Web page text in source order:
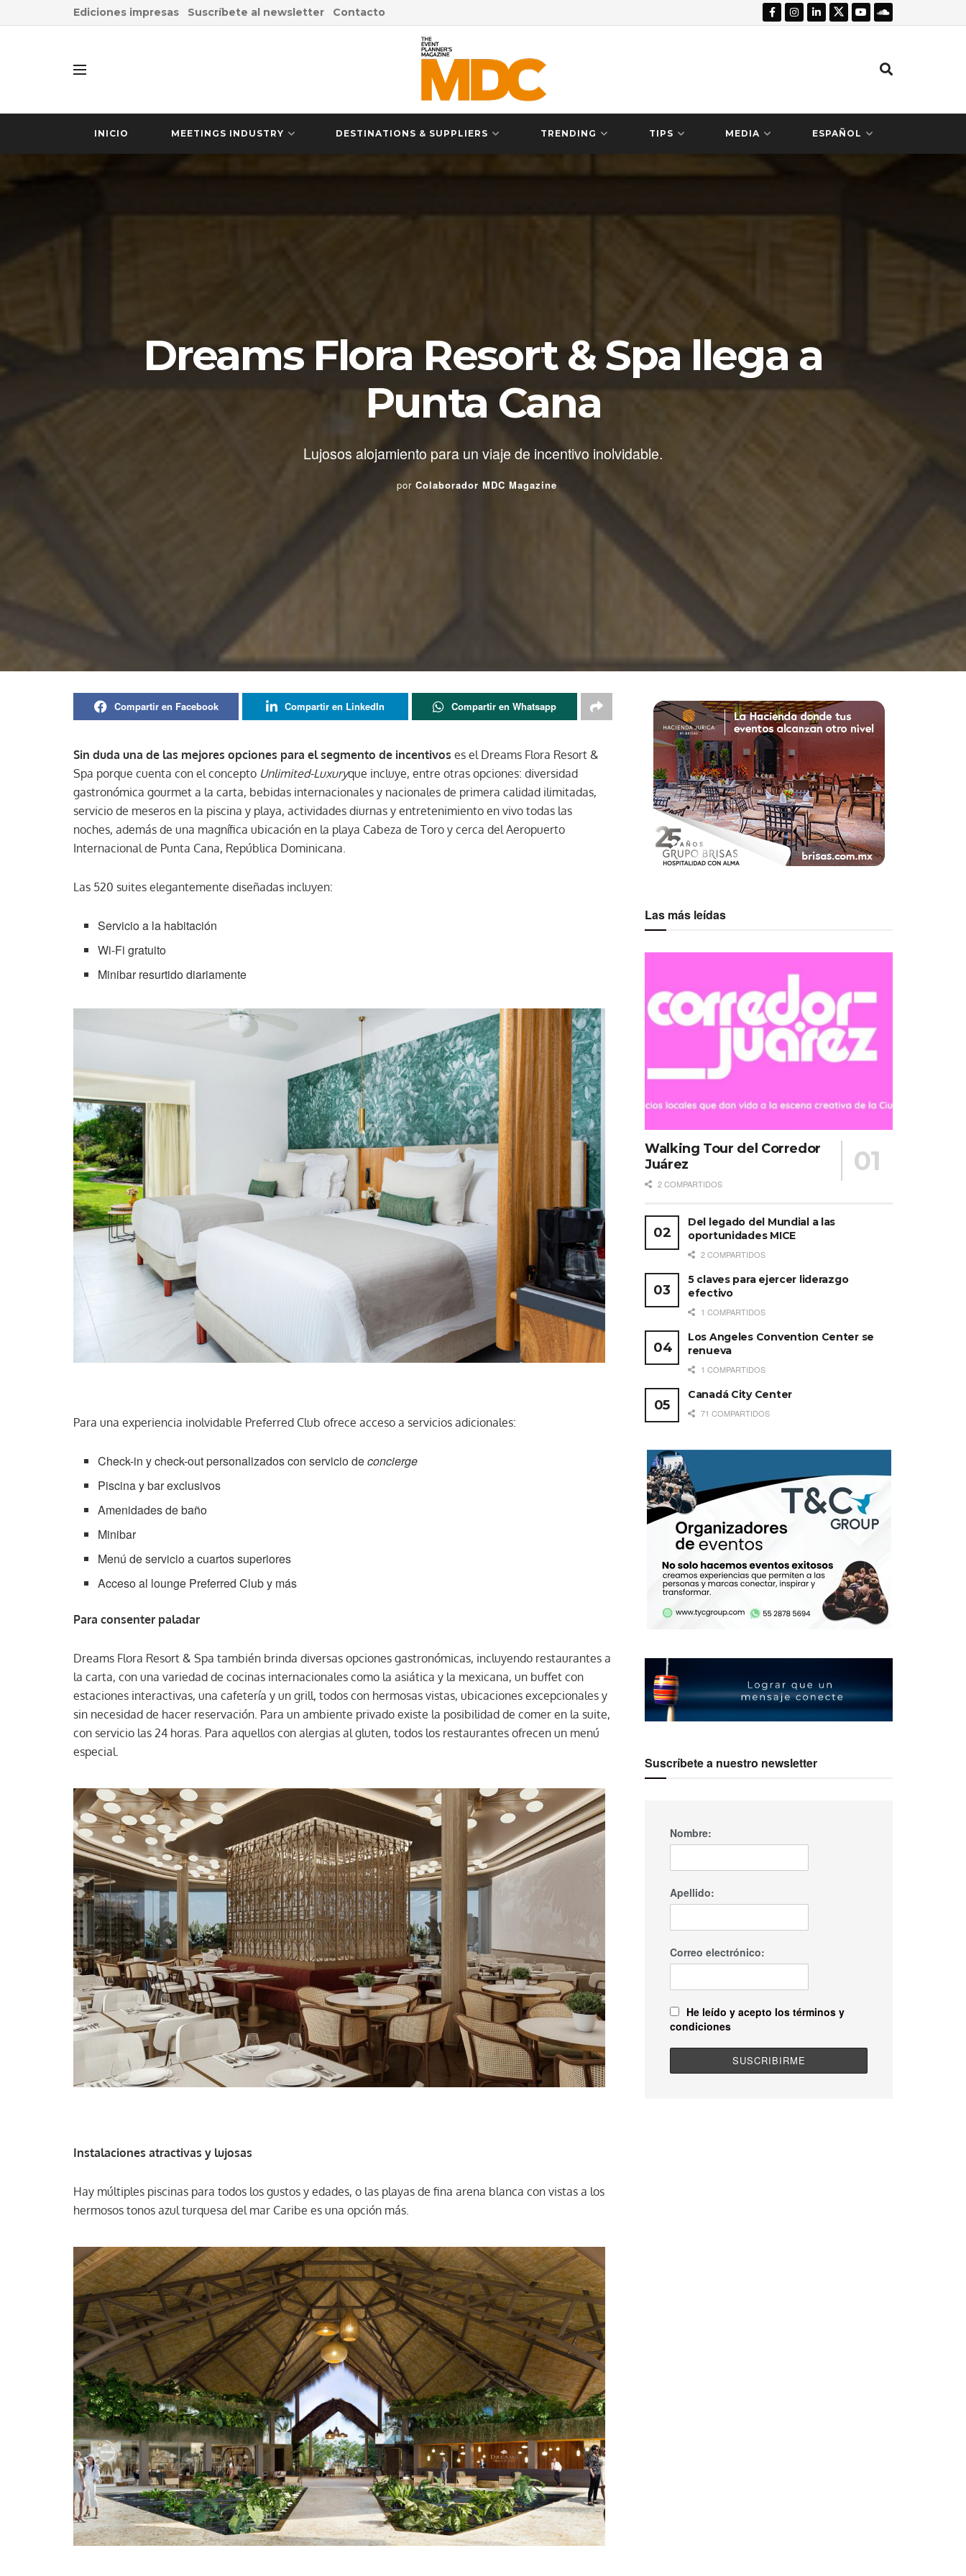
Ediciones impresas Suscríbete al newsletter Contacto
INICIO MEETINGS INDUSTRY DESTINATIONS & SUPPLIERS TRENDING TIPS MEDIA ESPAÑOL
Dreams Flora Resort & Spa llega a
Punta Cana
Lujosos alojamiento para un viaje de incentivo inolvidable.
por Colaborador MDC Magazine
Compartir en Facebook Compartir en LinkedIn Compartir en Whatsapp
Sin duda una de las mejores opciones para el segmento de incentivos es el Dreams Flora Resort &
Spa porque cuenta con el concepto Unlimited-Luxuryque incluye, entre otras opciones: diversidad
gastronómica gourmet a la carta, bebidas internacionales y nacionales de primera calidad ilimitadas,
servicio de meseros en la piscina y playa, actividades diurnas y entretenimiento en vivo todas las
noches, además de una magnífica ubicación en la playa Cabeza de Toro y cerca del Aeropuerto
Internacional de Punta Cana, República Dominicana.
Las 520 suites elegantemente diseñadas incluyen:
Servicio a la habitación
Wi-Fi gratuito
Minibar resurtido diariamente
Para una experiencia inolvidable Preferred Club ofrece acceso a servicios adicionales:
Check-in y check-out personalizados con servicio deconcierge
Piscina y bar exclusivos
Amenidades de baño
Minibar
Menú de servicio a cuartos superiores
Acceso al lounge Preferred Club y más
Para consenter paladar
Dreams Flora Resort & Spa también brinda diversas opciones gastronómicas, incluyendo restaurantes a
la carta, con una variedad de cocinas internacionales como la asiática y la mexicana, un buffet con
estaciones interactivas, una cafetería y un grill, todos con hermosas vistas, ubicaciones excepcionales y
sin necesidad de hacer reservación. Para un ambiente privado existe la posibilidad de comer en la suite,
con servicio las 24 horas. Para aquellos con alergias al gluten, todos los restaurantes ofrecen un menú
especial.
Instalaciones atractivas y lujosas
Hay múltiples piscinas para todos los gustos y edades, o las playas de fina arena blanca con vistas a los
hermosos tonos azul turquesa del mar Caribe es una opción más.
Las más leídas
Walking Tour del Corredor
Juárez
2 COMPARTIDOS
Del legado del Mundial a las
oportunidades MICE
2 COMPARTIDOS
5 claves para ejercer liderazgo
efectivo
1 COMPARTIDOS
Los Angeles Convention Center se
renueva
1 COMPARTIDOS
Canadá City Center
71 COMPARTIDOS
Suscríbete a nuestro newsletter
Nombre:
Apellido:
Correo electrónico:
He leído y acepto los términos y
condiciones